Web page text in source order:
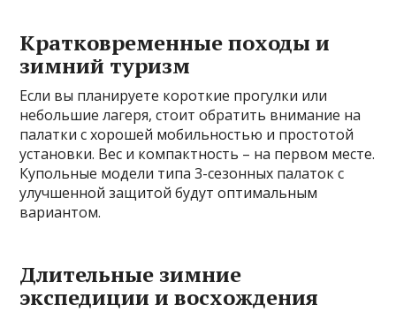
Кратковременные походы и
зимний туризм
Если вы планируете короткие прогулки или
небольшие лагеря, стоит обратить внимание на
палатки с хорошей мобильностью и простотой
установки. Вес и компактность – на первом месте.
Купольные модели типа 3-сезонных палаток с
улучшенной защитой будут оптимальным
вариантом.
Длительные зимние
экспедиции и восхождения